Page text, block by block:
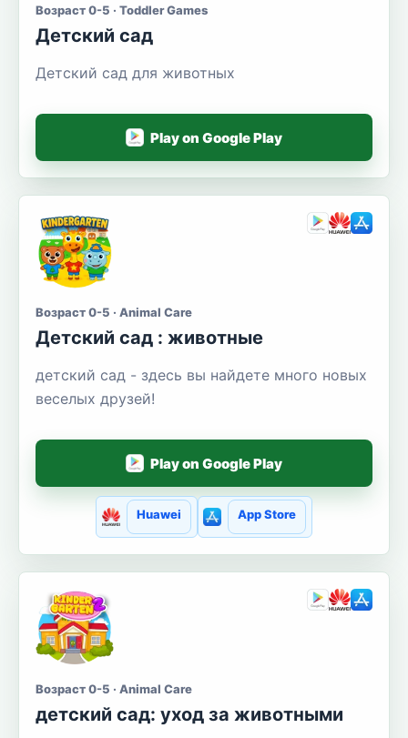
Возраст 0-5 · Toddler Games
Детский сад
Детский сад для животных
Play on Google Play
Возраст 0-5 · Animal Care
Детский сад : животные
детский сад - здесь вы найдете много новых
веселых друзей!
Play on Google Play
Huawei App Store
Возраст 0-5 · Animal Care
детский сад: уход за животными